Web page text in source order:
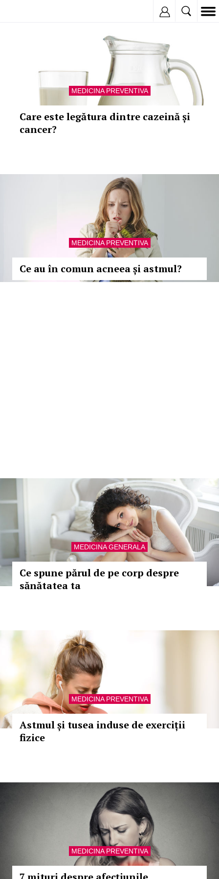
MEDICINA PREVENTIVA
Care este legătura dintre cazeină și
cancer?
MEDICINA PREVENTIVA
Ce au în comun acneea și astmul?
MEDICINA GENERALA
Ce spune părul de pe corp despre
sănătatea ta
MEDICINA PREVENTIVA
Astmul și tusea induse de exerciții
fizice
MEDICINA PREVENTIVA